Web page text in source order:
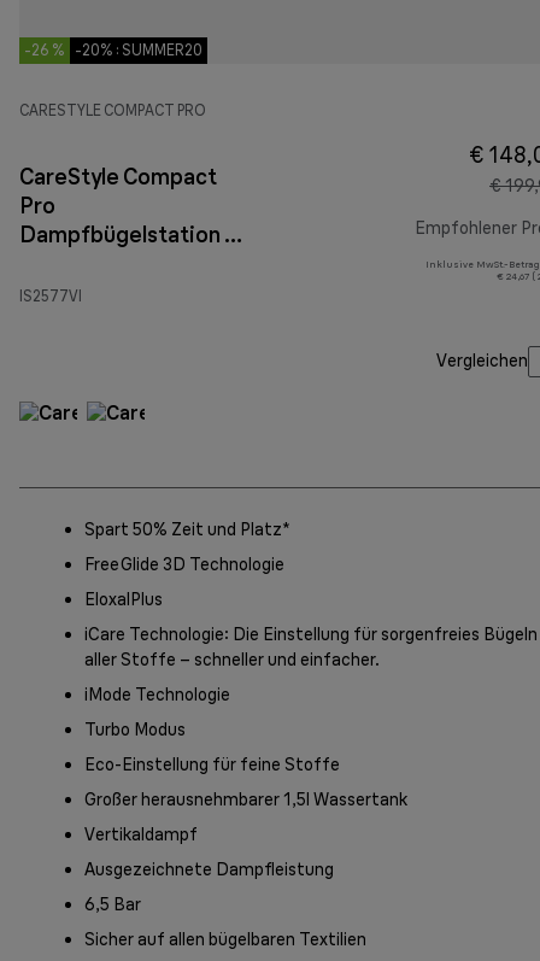
-26 % -20% : SUMMER20
CARESTYLE COMPACT PRO
CareStyle Compact
Pro
Dampfbügelstation IS
IS2577VI
€
€
Empfohlener
Inklusive MwSt.-
€ 24,67 (
Vergleichen
Spart 50% Zeit und Platz*
FreeGlide 3D Technologie
EloxalPlus
iCare Technologie: Die Einstellung für sorgenfreies Bügeln
aller Stoffe – schneller und einfacher.
iMode Technologie
Turbo Modus
Eco-Einstellung für feine Stoffe
Großer herausnehmbarer 1,5l Wassertank
Vertikaldampf
Ausgezeichnete Dampfleistung
6,5 Bar
Sicher auf allen bügelbaren Textilien